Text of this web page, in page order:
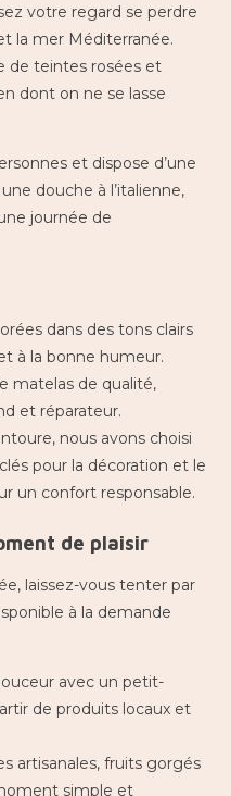
votre regard se perdre
la mer Méditerranée.
de teintes rosées et
dont on ne se lasse
et dispose d’une
douche à l’italienne,
journée de
dans des tons clairs
à la bonne humeur.
matelas de qualité,
et réparateur.
nous avons choisi
pour la décoration et le
un confort responsable.
de plaisir
laissez-vous tenter par
à la demande
avec un petit-
de produits locaux et
artisanales, fruits gorgés
simple et